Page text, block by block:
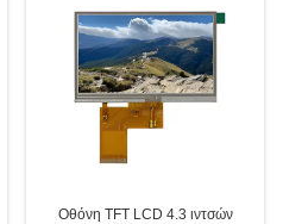
Οθόνη TFT LCD 4.3 ιντσών